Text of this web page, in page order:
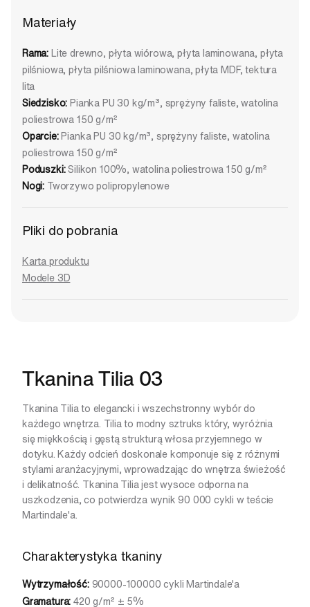
Materiały
Rama: Lite drewno, płyta wiórowa, płyta laminowana, płyta
pilśniowa, płyta pilśniowa laminowana, płyta MDF, tektura
lita
Siedzisko: Pianka PU 30 kg/m³, sprężyny faliste, watolina
poliestrowa 150 g/m²
Oparcie: Pianka PU 30 kg/m³, sprężyny faliste, watolina
poliestrowa 150 g/m²
Poduszki:Silikon 100%, watolina poliestrowa 150 g/m²
Nogi:
Tworzywo polipropylenowe
Pliki do pobrania
Karta produktu
Modele 3D
Tkanina Tilia 03
Tkanina Tilia to elegancki i wszechstronny wybór do
każdego wnętrza. Tilia to modny sztruks który, wyróżnia
się miękkością i gęstą strukturą włosa przyjemnego w
dotyku. Każdy odcień doskonale komponuje się z różnymi
stylami aranżacyjnymi, wprowadzając do wnętrza świeżość
i delikatność. Tkanina Tilia jest wysoce odporna na
uszkodzenia, co potwierdza wynik 90 000 cykli w teście
Martindale'a.
Charakterystyka tkaniny
Wytrzymałość: 90000-100000 cykli Martindale'a
Gramatura:420 g/m² ± 5%